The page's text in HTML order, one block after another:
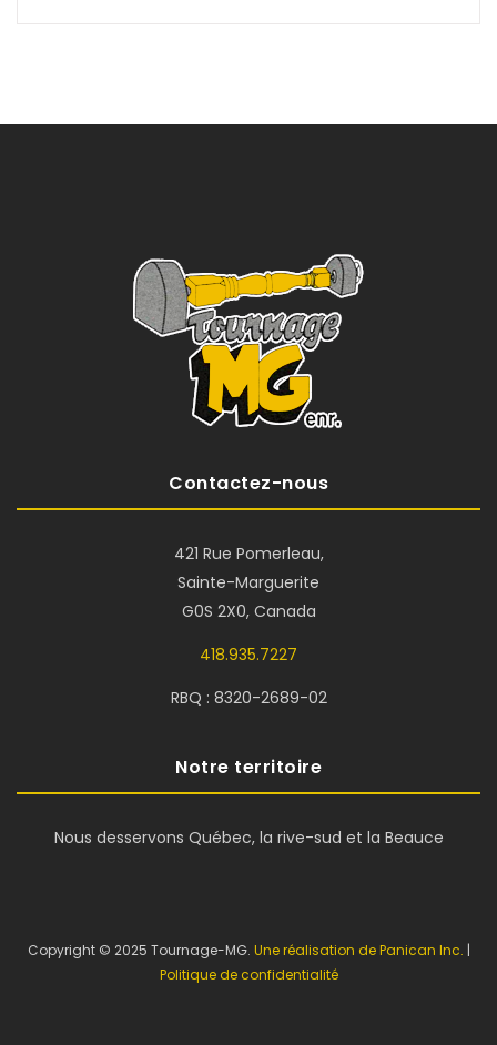
Contactez-nous
421 Rue Pomerleau,
Sainte-Marguerite
G0S 2X0, Canada
418.935.7227
RBQ : 8320-2689-02
Notre territoire
Nous desservons Québec, la rive-sud et la Beauce
Copyright © 2025 Tournage-MG. Une réalisation de Panican Inc. |
Politique de confidentialité